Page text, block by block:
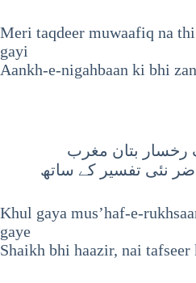
Meri taqdeer muwaafiq na
gayi
Aankh-e-nigahbaan ki bhi
بتان مغرب
نئی تفسیر کے ساتھ
Khul gaya mus’haf-e-
gaye
Shaikh bhi haazir, nai tafseer